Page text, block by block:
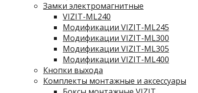
Замки электромагнитные
VIZIT-ML240
Модификации VIZIT-ML245
Модификации VIZIT-ML300
Модификации VIZIT-ML305
Модификации VIZIT-ML400
Кнопки выхода
Комплекты монтажные и аксессуары